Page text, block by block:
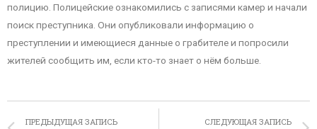
полицию. Полицейские ознакомились с записями камер и начали
поиск преступника. Они опубликовали информацию о
преступлении и имеющиеся данные о грабителе и попросили
жителей сообщить им, если кто-то знает о нём больше.
ПРЕДЫДУЩАЯ ЗАПИСЬ СЛЕДУЮЩАЯ ЗАПИСЬ